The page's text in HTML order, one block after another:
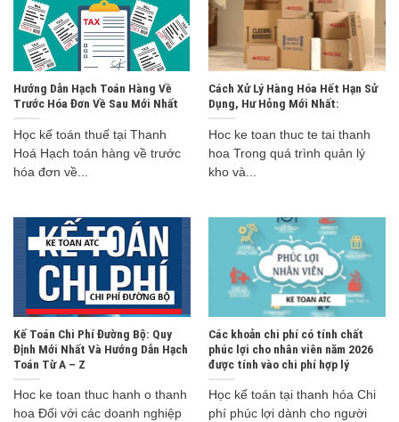
Hướng Dẫn Hạch Toán Hàng Về
Trước Hóa Đơn Về Sau Mới Nhất
Học kế toán thuế tại Thanh
Hoá Hạch toán hàng về trước
hóa đơn về...
Cách Xử Lý Hàng Hóa Hết Hạn Sử
Dụng, Hư Hỏng Mới Nhất:
Hoc ke toan thuc te tai thanh
hoa Trong quá trình quản lý
kho và...
Kế Toán Chi Phí Đường Bộ: Quy
Định Mới Nhất Và Hướng Dẫn Hạch
Toán Từ A – Z
Hoc ke toan thuc hanh o thanh
hoa Đối với các doanh nghiệp
Các khoản chi phí có tính chất
phúc lợi cho nhân viên năm 2026
được tính vào chi phí hợp lý
Học kế toán tại thanh hóa Chi
phí phúc lợi dành cho người